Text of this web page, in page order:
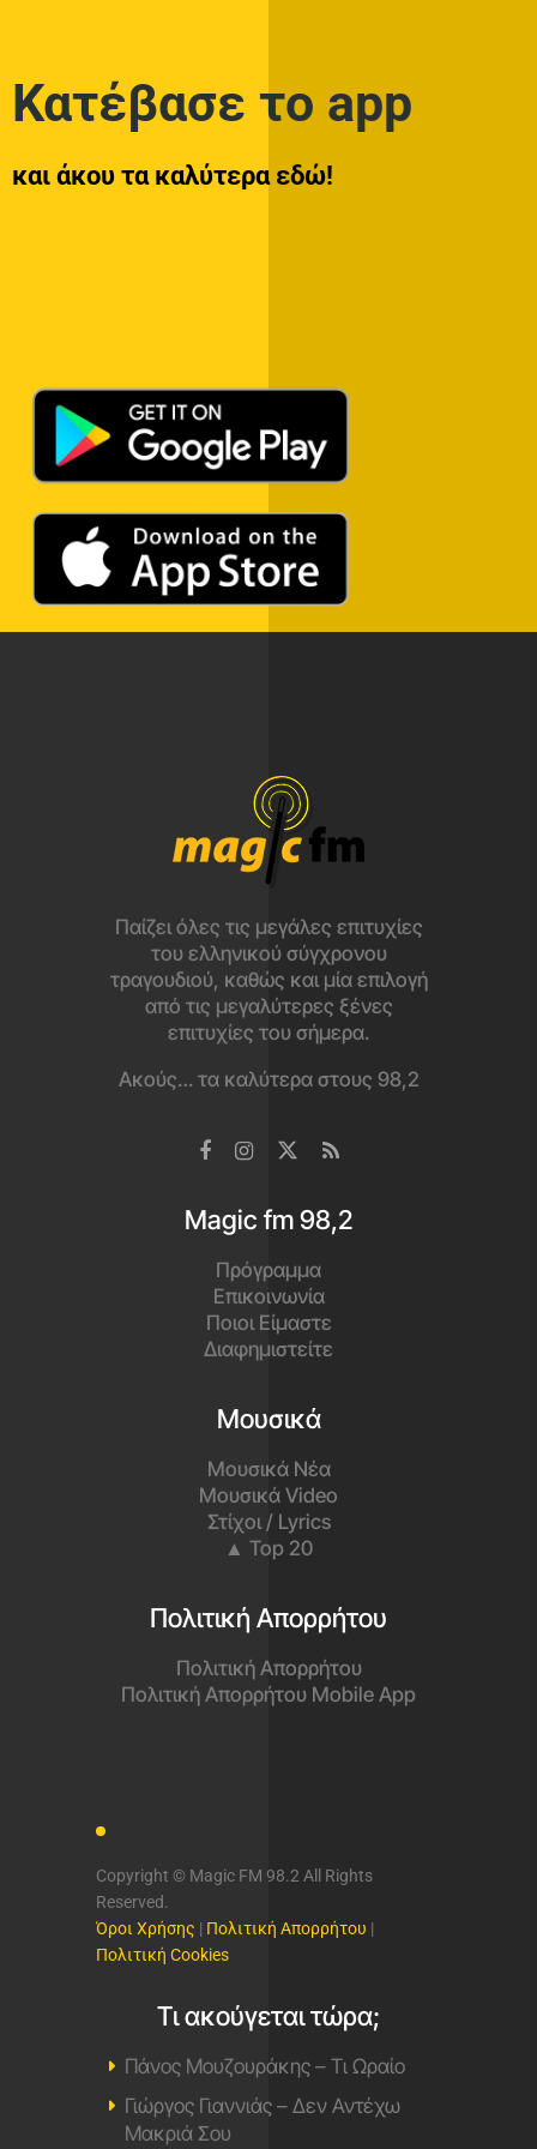
Κατέβασε το app
και άκου τα καλύτερα εδώ!
Παίζει όλες τις μεγάλες επιτυχίες
του ελληνικού σύγχρονου
τραγουδιού, καθώς και μία επιλογή
από τις μεγαλύτερες ξένες
επιτυχίες του σήμερα.
Ακούς… τα καλύτερα στους 98,2
Magic fm 98,2
Πρόγραμμα
Επικοινωνία
Ποιοι Είμαστε
Διαφημιστείτε
Μουσικά
Μουσικά Νέα
Μουσικά Video
Στίχοι / Lyrics
▲ Top 20
Πολιτική Απορρήτου
Πολιτική Απορρήτου
Πολιτική Απορρήτου Mobile App
Copyright © Magic FM 98.2 All Rights
Reserved.
Όροι Χρήσης | Πολιτική Απορρήτου |
Πολιτική Cookies
Τι ακούγεται τώρα;
Πάνος Μουζουράκης – Τι Ωραίο
Γιώργος Γιαννιάς – Δεν Αντέχω
Μακριά Σου